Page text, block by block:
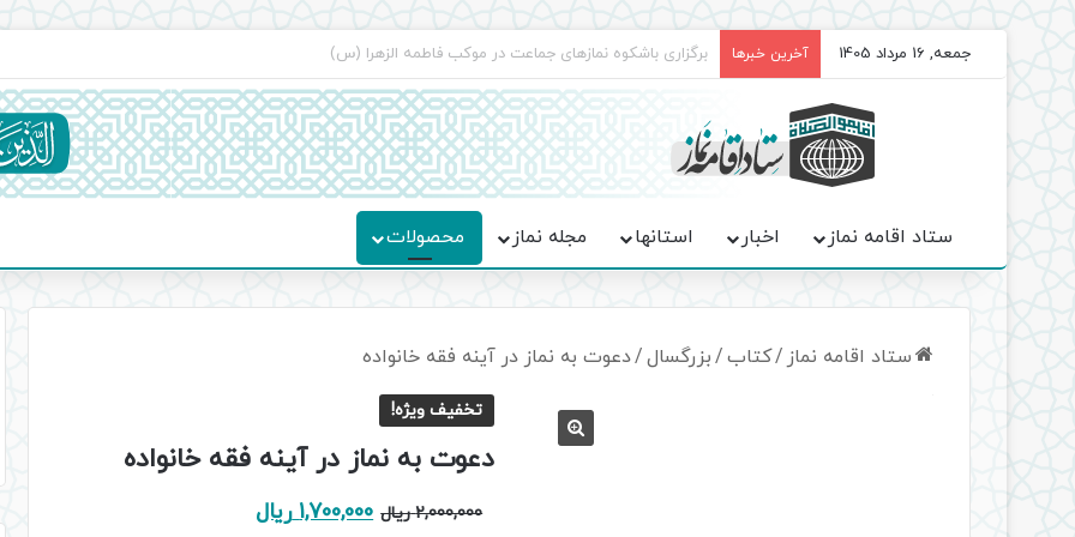
جمعه, 16 مرداد 1405 آخرین خبرها سروده‌ «اربعین»؛ روایت حماسه، استقامت و تمدن‌سازی امت اسلامی
ستاد اقامه نماز اخبار استانها مجله نماز محصولات
ستاد اقامه نماز /کتاب/بزرگسال/دعوت به نماز در آینه فقه خانواده
تخفیف ویژه!
دعوت به نماز در آینه فقه خانواده
2,000,000 ریال قیمت
1,700,000 ریالقیمت